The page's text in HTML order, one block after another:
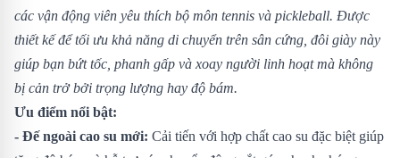
các vận động viên yêu thích bộ môn tennis và pickleball. Được
thiết kế để tối ưu khả năng di chuyển trên sân cứng, đôi giày này
giúp bạn bứt tốc, phanh gấp và xoay người linh hoạt mà không
bị cản trở bởi trọng lượng hay độ bám.
Ưu điểm nổi bật:
- Đế ngoài cao su mới: Cải tiến với hợp chất cao su đặc biệt giúp